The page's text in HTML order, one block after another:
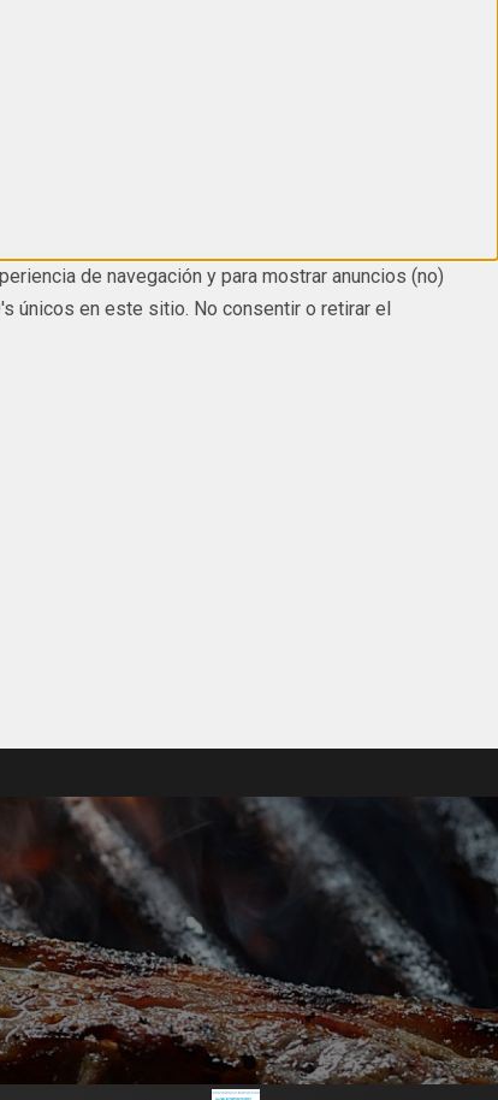
de navegación y para mostrar anuncios (no)
únicos en este sitio. No consentir o retirar el